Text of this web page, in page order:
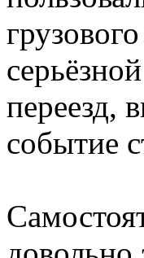
переезд,
событие